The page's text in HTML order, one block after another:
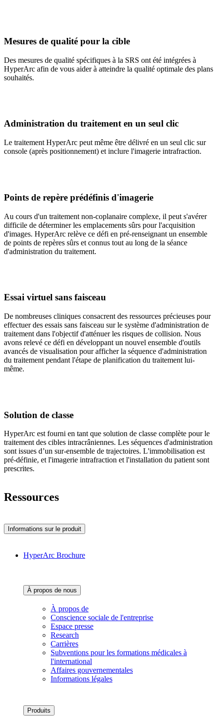
Mesures de qualité pour la cible
Des mesures de qualité spécifiques à la SRS ont été intégrées à
HyperArc afin de vous aider à atteindre la qualité optimale des plans
souhaités.
Administration du traitement en un seul clic
Le traitement HyperArc peut même être délivré en un seul clic sur
console (après positionnement) et inclure l'imagerie intrafraction.
Points de repère prédéfinis d'imagerie
Au cours d'un traitement non-coplanaire complexe, il peut s'avérer
difficile de déterminer les emplacements sûrs pour l'acquisition
d'images. HyperArc relève ce défi en pré-renseignant un ensemble
de points de repères sûrs et connus tout au long de la séance
d'administration du traitement.
Essai virtuel sans faisceau
De nombreuses cliniques consacrent des ressources précieuses pour
effectuer des essais sans faisceau sur le système d'administration de
traitement dans l'objectif d'atténuer les risques de collision. Nous
avons relevé ce défi en développant un nouvel ensemble d'outils
avancés de visualisation pour afficher la séquence d'administration
du traitement pendant l'étape de planification du traitement lui-
même.
Solution de classe
HyperArc est fourni en tant que solution de classe complète pour le
traitement des cibles intracrâniennes. Les séquences d'administration
sont issues d’un sur-ensemble de trajectoires. L'immobilisation est
pré-définie, et l'imagerie intrafraction et l'installation du patient sont
prescrites.
Ressources
Informations sur le produit
HyperArc Brochure
À propos de nous‌
À propos de
Conscience sociale de l'entreprise
Espace presse
Research
Carrières
Subventions pour les formations médicales à
l'international
Affaires gouvernementales
Informations légales
Produits